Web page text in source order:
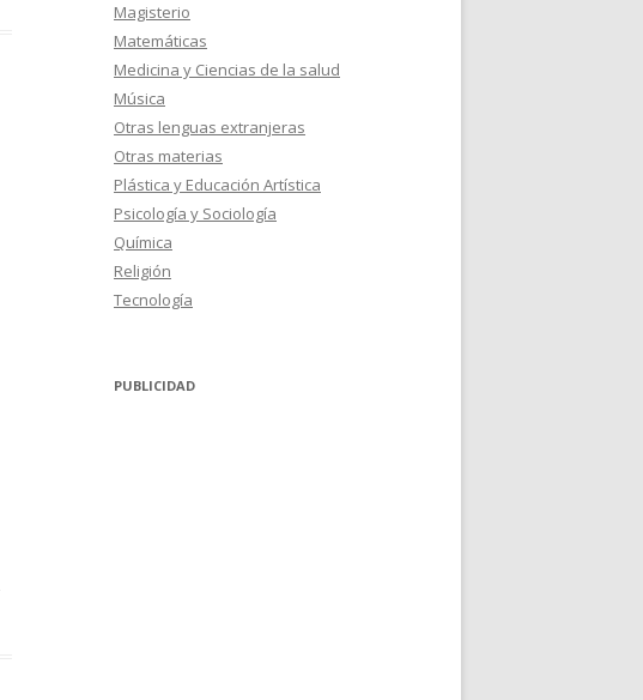
Magisterio
Matemáticas
Medicina y Ciencias de la salud
Música
Otras lenguas extranjeras
Otras materias
Plástica y Educación Artística
Psicología y Sociología
Química
Religión
Tecnología
PUBLICIDAD